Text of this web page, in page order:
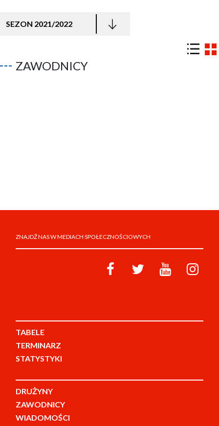
SEZON 2021/2022
ZAWODNICY
ZNAJDŹ NAS W MEDIACH SPOŁECZNOŚCIOWYCH
TABELE
TERMINARZ
STATYSTYKI
DRUŻYNY
ZAWODNICY
WIADOMOŚCI